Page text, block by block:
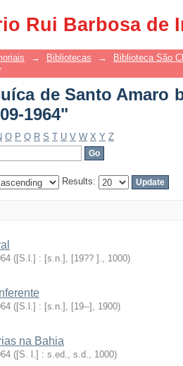
Rui Barbosa de
de Santo
→ Bibliotecas →
Biblioteca São
de Santo Amaro
1964"
O P Q R S T U V W X Y Z
Results:
([S.l.] : [s.n.], [19?? ]., 1000)
([S.l.] : [s.n.], [19--] , 1900)
na Bahia
([S. l.] : s.ed., s.d., 1000)